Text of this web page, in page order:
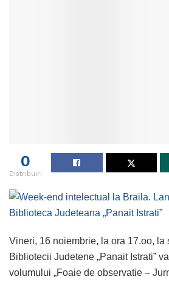
0
Distribuiri
Vineri, 16 noiembrie, la ora 17.oo, la
Bibliotecii Judetene „Panait Istrati”
volumului „Foaie de observatie –